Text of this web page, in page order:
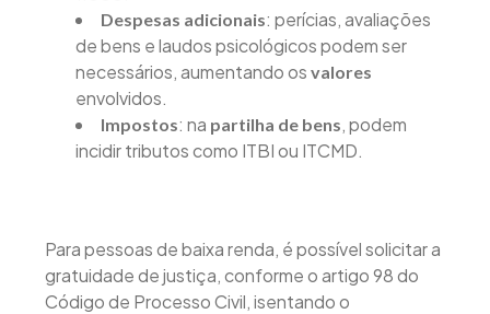
Despesas adicionais: perícias, avaliações
de bens e laudos psicológicos podem ser
necessários, aumentando os valores
envolvidos.
Impostos: na partilha de bens, podem
incidir tributos como ITBI ou ITCMD.
Para pessoas de baixa renda, é possível solicitar a
gratuidade de justiça, conforme o artigo 98 do
Código de Processo Civil, isentando o